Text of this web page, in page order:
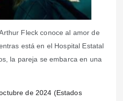
Fleck conoce al amor de
está en el Hospital Estatal
la pareja se embarca en una
de 2024 (Estados